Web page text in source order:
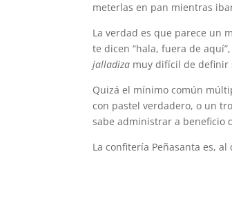
meterlas en pan mientras
La verdad es que parece un
te dicen “hala, fuera de
jalladiza muy difícil de definir
Quizá el mínimo común
con pastel verdadero, o un
sabe administrar a beneficio
La confitería Peñasanta es,